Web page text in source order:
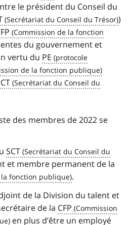
le président du Conseil du
)
du gouvernement et
vertu du PE
des membres de 2022 se
SCT
et membre permanent de la
.
de la Division du talent et
de la CFP
en plus d’être un employé